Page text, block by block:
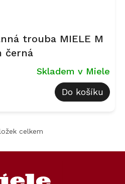
trouba MIELE M
černá
Skladem v Miele
Do košíku
O
l
celkem